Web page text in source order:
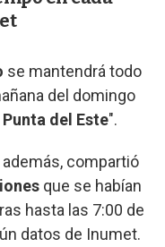
se mantendrá todo
del domingo
Punta del Este".
compartió
que se habían
hasta las 7:00 de
datos de Inumet.